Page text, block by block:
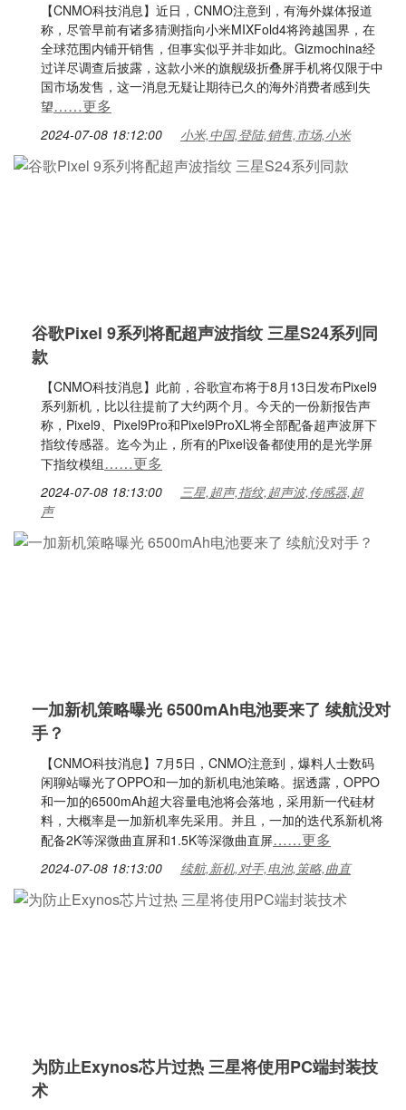
【CNMO科技消息】近日，CNMO注意到，有海外媒体报道
称，尽管早前有诸多猜测指向小米MIXFold4将跨越国界，在
全球范围内铺开销售，但事实似乎并非如此。Gizmochina经
过详尽调查后披露，这款小米的旗舰级折叠屏手机将仅限于中
国市场发售，这一消息无疑让期待已久的海外消费者感到失
望……更多
2024-07-08 18:12:00 小米,中国,登陆,销售,市场,小米
谷歌Pixel 9系列将配超声波指纹 三星S24系列同
款
【CNMO科技消息】此前，谷歌宣布将于8月13日发布Pixel9
系列新机，比以往提前了大约两个月。今天的一份新报告声
称，Pixel9、Pixel9Pro和Pixel9ProXL将全部配备超声波屏下
指纹传感器。迄今为止，所有的Pixel设备都使用的是光学屏
下指纹模组……更多
2024-07-08 18:13:00
三星,超声,指纹,超声波,传感器,超
声
一加新机策略曝光 6500mAh电池要来了 续航没对
手？
【CNMO科技消息】7月5日，CNMO注意到，爆料人士数码
闲聊站曝光了OPPO和一加的新机电池策略。据透露，OPPO
和一加的6500mAh超大容量电池将会落地，采用新一代硅材
料，大概率是一加新机率先采用。并且，一加的迭代系新机将
配备2K等深微曲直屏和1.5K等深微曲直屏……更多
2024-07-08 18:13:00 续航,新机,对手,电池,策略,曲直
为防止Exynos芯片过热 三星将使用PC端封装技
术